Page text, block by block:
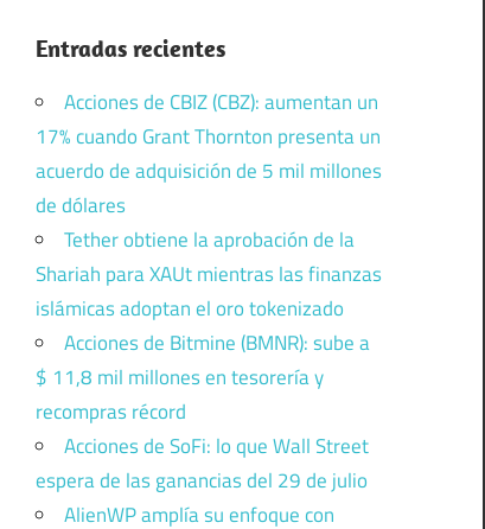
Entradas recientes
Acciones de CBIZ (CBZ): aumentan un
17% cuando Grant Thornton presenta un
acuerdo de adquisición de 5 mil millones
de dólares
Tether obtiene la aprobación de la
Shariah para XAUt mientras las finanzas
islámicas adoptan el oro tokenizado
Acciones de Bitmine (BMNR): sube a
$ 11,8 mil millones en tesorería y
recompras récord
Acciones de SoFi: lo que Wall Street
espera de las ganancias del 29 de julio
AlienWP amplía su enfoque con